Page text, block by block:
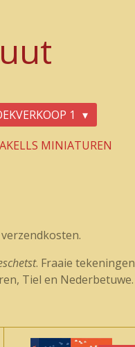
1
MINIATUREN
. Fraaie tekeningen
Tiel en Nederbetuwe.